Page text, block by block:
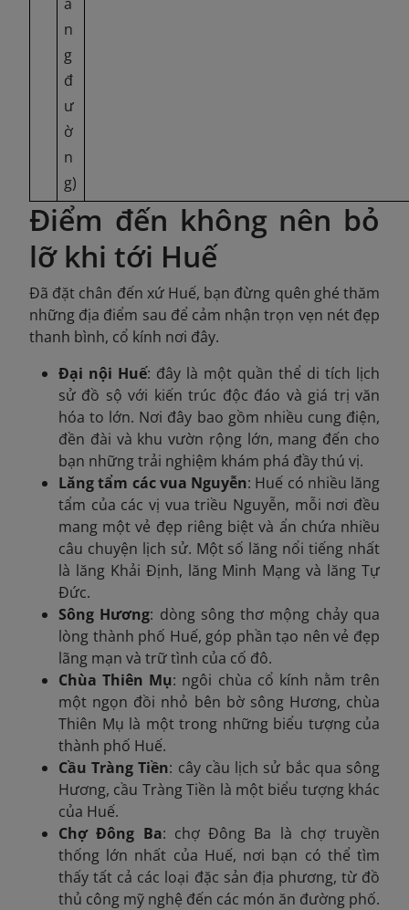
n
g
đ
ư
ờ
n
g)
Điểm đến không nên bỏ
lỡ khi tới Huế
Đã đặt chân đến xứ Huế, bạn đừng quên ghé thăm
những địa điểm sau để cảm nhận trọn vẹn nét đẹp
thanh bình, cổ kính nơi đây.
Đại nội Huế: đây là một quần thể di tích lịch
sử đồ sộ với kiến trúc độc đáo và giá trị văn
hóa to lớn. Nơi đây bao gồm nhiều cung điện,
đền đài và khu vườn rộng lớn, mang đến cho
bạn những trải nghiệm khám phá đầy thú vị.
Lăng tẩm các vua Nguyễn: Huế có nhiều lăng
tẩm của các vị vua triều Nguyễn, mỗi nơi đều
mang một vẻ đẹp riêng biệt và ẩn chứa nhiều
câu chuyện lịch sử. Một số lăng nổi tiếng nhất
là lăng Khải Định, lăng Minh Mạng và lăng Tự
Đức.
Sông Hương: dòng sông thơ mộng chảy qua
lòng thành phố Huế, góp phần tạo nên vẻ đẹp
lãng mạn và trữ tình của cố đô.
Chùa Thiên Mụ: ngôi chùa cổ kính nằm trên
một ngọn đồi nhỏ bên bờ sông Hương, chùa
Thiên Mụ là một trong những biểu tượng của
thành phố Huế.
Cầu Tràng Tiền: cây cầu lịch sử bắc qua sông
Hương, cầu Tràng Tiền là một biểu tượng khác
của Huế.
Chợ Đông Ba: chợ Đông Ba là chợ truyền
thống lớn nhất của Huế, nơi bạn có thể tìm
thấy tất cả các loại đặc sản địa phương, từ đồ
thủ công mỹ nghệ đến các món ăn đường phố.